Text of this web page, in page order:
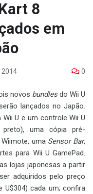
8
em
2014 0
novos bundlesdo Wii U
lançados no Japão.
U e um controle Wii U
uma cópia pré-
uma Sensor Bar,
para Wii U GamePad.
lojas japonesas a partir
adquiridos pelo preço
U$304) cada um; confira